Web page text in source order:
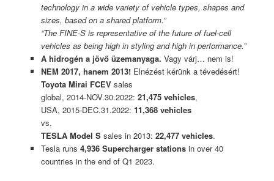
technology in a wide variety of vehicle types, shapes and
sizes, based on a shared platform.”
“The FINE-S is representative of the future of fuel-cell
vehicles as being high in styling and high in performance.”
A hidrogén a jövő üzemanyaga. Vagy várj… nem is!
NEM 2017, hanem 2013!Elnézést kérünk a tévedésért!
Toyota Mirai FCEVsales
global, 2014-NOV.30.2022: 21,475 vehicles,
USA, 2015-DEC.31.2022: 11,368 vehicles
vs.
TESLA Model Ssales in 2013: 22,477 vehicles.
Tesla runs 4,936 Supercharger stationsin over 40
countries in the end of Q1 2023.